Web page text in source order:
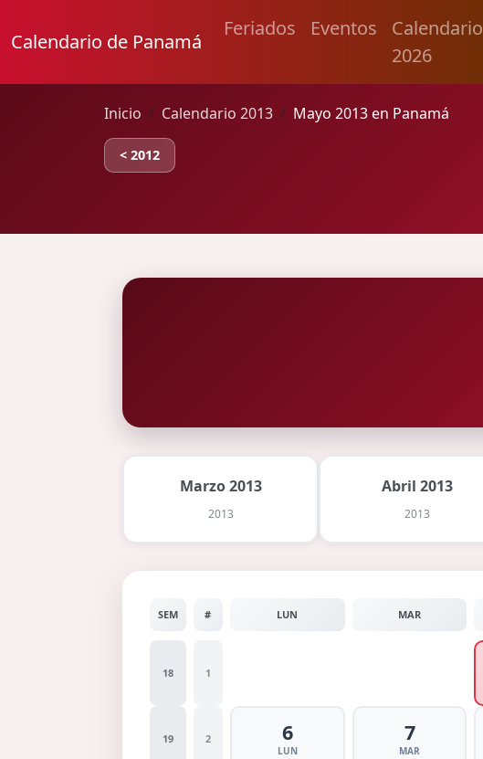
Calendario de Panamá
Feriados Eventos
Calendario
2026
Inicio Calendario 2013 Mayo 2013 en Panamá
< 2012
Marzo 2013
2013
Abril 2013
2013
SEM # LUN MAR
18 1
19 2 6
LUN
7
MAR